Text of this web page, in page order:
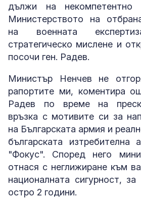
дължи на некомпетентно
Министерството на
на военната
стратегическо мислене и
посочи ген. Радев.
Министър Ненчев не
рапортите ми, коментира
Радев по време на
връзка с мотивите си за
на Българската армия и
българската изтребителна
"Фокус". Според него
отнася с неглижиране към
националната сигурност,
остро 2 години.